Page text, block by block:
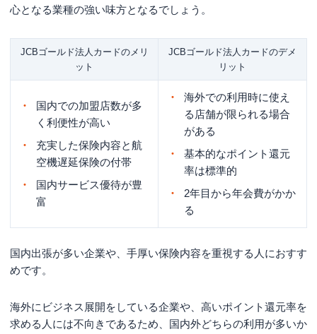
心となる業種の強い味方となるでしょう。
JCBゴールド法人カードのメリ
ット
JCBゴールド法人カードのデメ
リット
国内での加盟店数が多
く利便性が高い
充実した保険内容と航
空機遅延保険の付帯
国内サービス優待が豊
富
海外での利用時に使え
る店舗が限られる場合
がある
基本的なポイント還元
率は標準的
2年目から年会費がかか
る
国内出張が多い企業や、手厚い保険内容を重視する人におすす
めです。
海外にビジネス展開をしている企業や、高いポイント還元率を
求める人には不向きであるため、国内外どちらの利用が多いか